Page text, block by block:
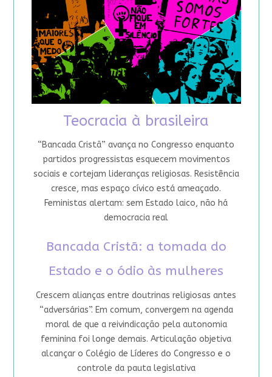
Teocracia à brasileira
“Bancada Cristã” avança no Congresso enquanto
partidos progressistas esquecem movimentos
sociais e cortejam lideranças religiosas. Resistência
cresce, mas espaço cívico está ameaçado.
Feministas alertam: sem Estado laico, não há
democracia real
Bancada Cristã: a tomada do
Estado e o ódio às mulheres
Crescem alianças entre doutrinas religiosas antes
“adversárias”. Em comum, convergem na agenda
moral de que a reivindicação pela autonomia
feminina foi longe demais. Articulação objetiva
alcançar o Colégio de Líderes do Congresso e o
controle da pauta legislativa